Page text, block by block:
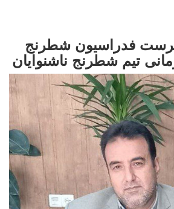
فدراسیون شطرنج
تیم شطرنج ناشنوایان